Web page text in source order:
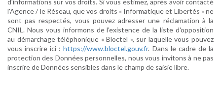
l'Agence / le Réseau, que vos droits « Informatique et Libertés » ne
sont pas respectés, vous pouvez adresser une réclamation à la
CNIL. Nous vous informons de l’existence de la liste d'opposition
au démarchage téléphonique « Bloctel », sur laquelle vous pouvez
vous inscrire ici :https://www.bloctel.gouv.fr. Dans le cadre de la
protection des Données personnelles, nous vous invitons à ne pas
inscrire de Données sensibles dans le champ de saisie libre.